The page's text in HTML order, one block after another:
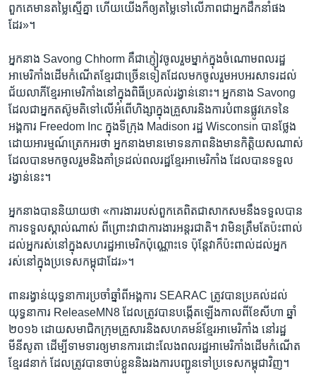
ពួកគេ​មាន​តម្លៃ​ស្មើ​គ្នា ហើយ​យើង​ក៏​ឲ្យ​តម្លៃ​ទៅ​លើ​ភាពជា​អ្នក​ដឹកនាំ​ផង​
ដែរ»។
​អ្នកនាង Savong Chhorm គឺ​ជា​ភ្ញៀវ​ចូលរួម​ម្នាក់​ក្នុង​ចំណោម​ពលរដ្ឋ​
អាមេរិកាំង​ដើម​កំណើត​ខ្មែរ​ជាច្រើន​ទៀត​ដែល​មក​ចូលរួម​អបអរ​សាទរ​ដល់​
ជ័យលាភី​ខ្មែរ​អាមេរិកាំង​នៅ​ក្នុង​ពិធី​ប្រគល់​រង្វាន់​នោះ។ អ្នកនាង Savong
ដែល​ជា​អ្នក​តស៊ូមតិ​ទៅ​លើ​អំពើ​ហិង្សា​ក្នុង​គ្រួសារ​និង​ការ​បំពាន​ផ្លូវភេទ​នៃ​
អង្គការ Freedom Inc ក្នុង​ទីក្រុង Madison រដ្ឋ Wisconsin បាន​ថ្លែង​
ដោយ​អារម្មណ៍​ត្រេកអរ​ថា អ្នកនាង​មាន​មោទនភាព​និង​មាន​កិត្តិយស​ណាស់
ដែល​បាន​មក​ចូលរួម​និង​គាំទ្រ​ដល់​ពលរដ្ឋ​ខ្មែរ​អាមេរិកាំង ដែល​បាន​ទទួល​
រង្វាន់​នេះ។
អ្នក​នាង​បាន​និយាយ​ថា «ការងារ​របស់​ពួកគេ​ពិត​ជា​សាកសម​នឹង​ទទួល​បាន​
ការ​ទទួល​ស្គាល់​ណាស់ ពីព្រោះ​វា​ជា​ការងារ​អន្តរជាតិ។ វា​មិន​ត្រឹម​តែ​ប៉ះពាល់​
ដល់​អ្នក​រស់នៅ​ក្នុង​សហរដ្ឋអាមេរិក​ប៉ុណ្ណោះ​ទេ ប៉ុន្តែ​វា​ក៏​ប៉ះពាល់​ដល់​អ្នក​
រស់នៅ​ក្នុង​ប្រទេស​កម្ពុជា​ដែរ»។
ពានរង្វាន់​យុទ្ធនាការ​ប្រចាំ​ឆ្នាំ​ពី​អង្គការ SEARAC ត្រូវ​បាន​ប្រគល់​ដល់​
យុទ្ធនាការ ReleaseMN8 ​ដែល​ត្រូវ​បាន​បង្កើត​ឡើង​កាល​ពី​ខែ​សីហា ឆ្នាំ​
២០១៦ ដោយ​សមាជិក​ក្រុមគ្រួសារ​និង​សហគមន៍​ខ្មែរ​អាមេរិកាំង នៅ​រដ្ឋ
មីនីសូតា ដើម្បី​ទាមទារ​ឲ្យ​មាន​ការ​ដោះលែង​ពលរដ្ឋ​អាមេរិកាំង​ដើម​កំណើត​
ខ្មែរ​៨​នាក់ ដែល​ត្រូវ​បាន​ចាប់​ខ្លួន​និង​រងការ​បញ្ជូន​ទៅ​ប្រទេស​កម្ពុជា​វិញ។